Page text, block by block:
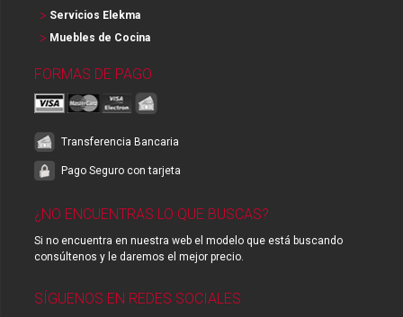
Servicios Elekma
Muebles de Cocina
FORMAS DE PAGO
Transferencia Bancaria
Pago Seguro con tarjeta
¿NO ENCUENTRAS LO QUE BUSCAS?
Si no encuentra en nuestra web el modelo que está buscando
consúltenos y le daremos el mejor precio.
SÍGUENOS EN REDES SOCIALES